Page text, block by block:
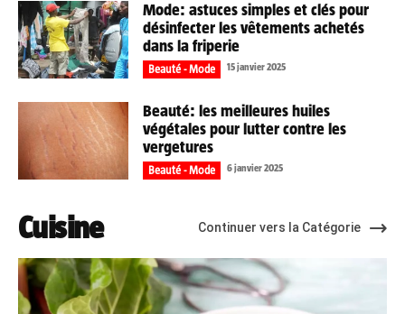
Mode: astuces simples et clés pour
désinfecter les vêtements achetés
dans la friperie
Beauté - Mode 15 janvier 2025
Beauté: les meilleures huiles
végétales pour lutter contre les
vergetures
Beauté - Mode 6 janvier 2025
Cuisine Continuer vers la Catégorie